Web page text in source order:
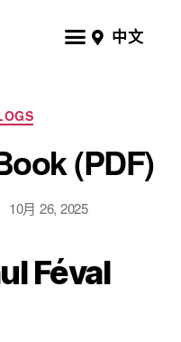
中文
(PDF)
10月 26, 2025
Féval